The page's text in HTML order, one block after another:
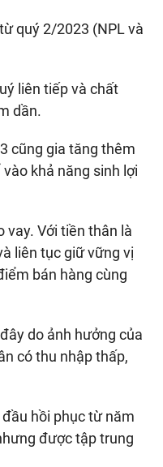
quý 2/2023 (NPL và
liên tiếp và chất
dần.
cũng gia tăng thêm
khả năng sinh lợi
vay. Với tiền thân là
liên tục giữ vững vị
bán hàng cùng
do ảnh hưởng của
có thu nhập thấp,
hồi phục từ năm
được tập trung